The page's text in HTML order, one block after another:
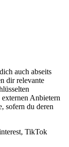
auch abseits
dir relevante
Anbietern
sofern du deren
TikTok